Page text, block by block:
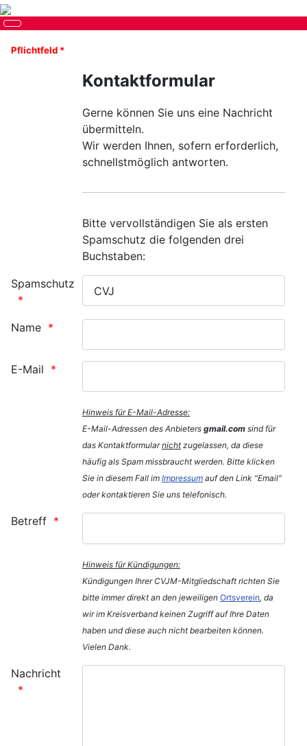
Pflichtfeld *
Kontaktformular
Gerne können Sie uns eine Nachricht
übermitteln.
Wir werden Ihnen, sofern erforderlich,
schnellstmöglich antworten.
Bitte vervollständigen Sie als ersten
Spamschutz die folgenden drei
Buchstaben:
Spamschutz
Name
E-Mail
Hinweis für E-Mail-Adresse:
E-Mail-Adressen des Anbieters gmail.com sind für
das Kontaktformularnichtzugelassen, da diese
häufig als Spam missbraucht werden. Bitte klicken
Sie in diesem Fall im Impressum auf den Link "Email"
oder kontaktieren Sie uns telefonisch.
Betreff
Hinweis für Kündigungen:
Kündigungen Ihrer CVJM-Mitgliedschaft richten Sie
bitte immer direkt an den jeweiligen Ortsverein, da
wir im Kreisverband keinen Zugriff auf Ihre Daten
haben und diese auch nicht bearbeiten können.
Vielen Dank.
Nachricht